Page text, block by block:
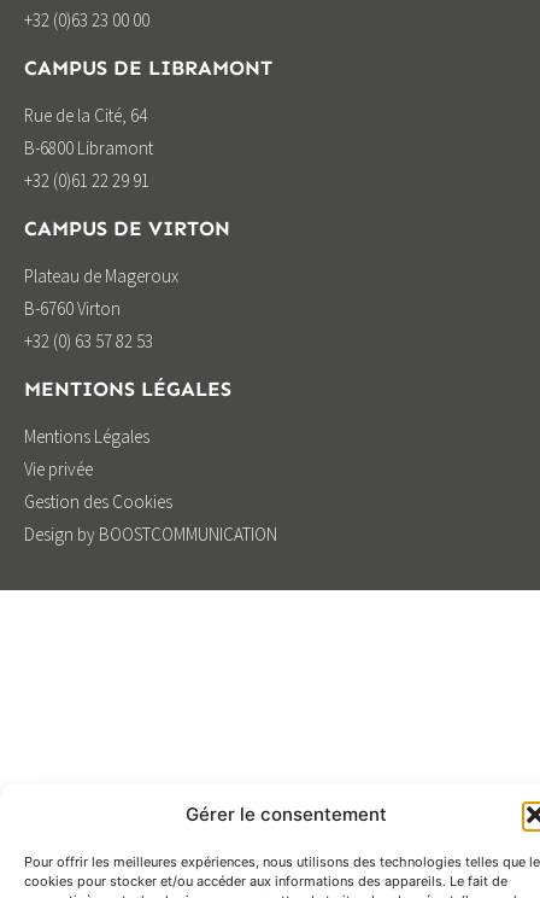
Gérer le consentement
Pour offrir les meilleures expériences, nous utilisons des technologies telles que
cookies pour stocker et/ou accéder aux informations des appareils. Le fait de
+32 (0)63 23 00 00
CAMPUS DE LIBRAMONT
Rue de la Cité, 64
B-6800 Libramont
+32 (0)61 22 29 91
CAMPUS DE VIRTON
Plateau de Mageroux
B-6760 Virton
+32 (0) 63 57 82 53
MENTIONS LÉGALES
Mentions Légales
Vie privée
Gestion des Cookies
Design by BOOSTCOMMUNICATION